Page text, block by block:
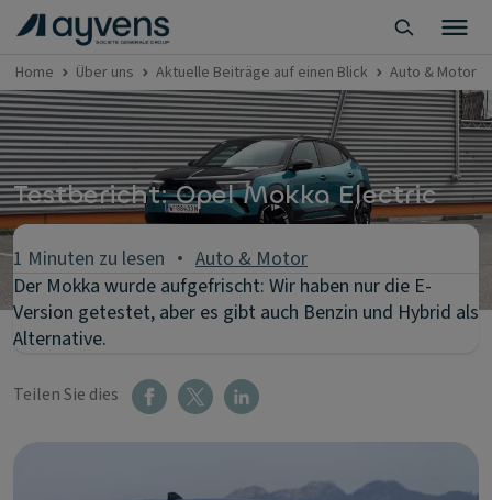
Home Über uns Aktuelle Beiträge auf einen Blick Auto & Motor
Testbericht: Opel Mokka Electric
1 Minuten zu lesen
Auto & Motor
Der Mokka wurde aufgefrischt: Wir haben nur die E-
Version getestet, aber es gibt auch Benzin und Hybrid als
Alternative.
Teilen Sie dies